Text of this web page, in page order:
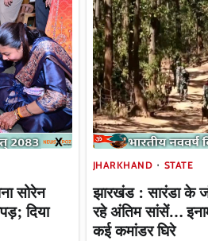
सोरेन
दिया
JHARKHAND STATE
झारखंड : सारंडा के
रहे अंतिम सांसें…
कई कमांडर घिरे